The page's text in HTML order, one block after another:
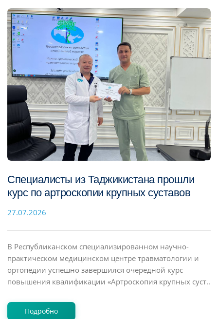
Специалисты из Таджикистана прошли
курс по артроскопии крупных суставов
27.07.2026
В Республиканском специализированном научно-
практическом медицинском центре травматологии и
ортопедии успешно завершился очередной курс
повышения квалификации «Артроскопия крупных суст..
Подробно